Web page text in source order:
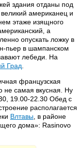
здания отданы под
американец и
этаже изящного
а
опускать ложку в
пьер в шампанском
лебеди. На
Град
французская
не самая вкусная. Ну
19.00-22.30 Обед с
располагается
Влтавы , в районе
дома»: Rasinovo